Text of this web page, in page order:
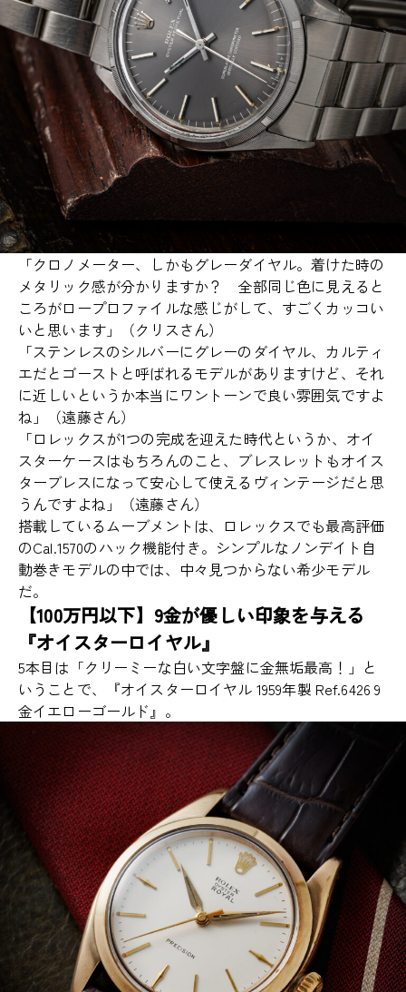
「クロノメーター、しかもグレーダイヤル。着けた時の
メタリック感が分かりますか？ 全部同じ色に見えると
ころがロープロファイルな感じがして、すごくカッコい
いと思います」（クリスさん）
「ステンレスのシルバーにグレーのダイヤル、カルティ
エだとゴーストと呼ばれるモデルがありますけど、それ
に近しいというか本当にワントーンで良い雰囲気ですよ
ね」（遠藤さん）
「ロレックスが1つの完成を迎えた時代というか、オイ
スターケースはもちろんのこと、ブレスレットもオイス
ターブレスになって安心して使えるヴィンテージだと思
うんですよね」（遠藤さん）
搭載しているムーブメントは、ロレックスでも最高評価
のCal.1570のハック機能付き。シンプルなノンデイト自
動巻きモデルの中では、中々見つからない希少モデル
だ。
【100万円以下】9金が優しい印象を与える
『オイスターロイヤル』
5本目は「クリーミーな白い文字盤に金無垢最高！」と
いうことで、『オイスターロイヤル 1959年製 Ref.6426 9
金イエローゴールド』。